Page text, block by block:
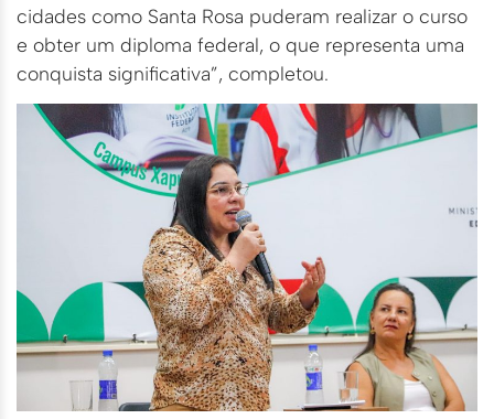
cidades como Santa Rosa puderam realizar o curso
e obter um diploma federal, o que representa uma
conquista significativa”, completou.